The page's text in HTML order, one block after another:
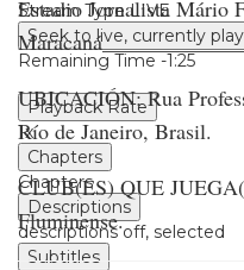
Stream TypeLIVE
Seek to live, currently
Remaining Time -1:23
Playback Rate
1x
Chapters
Chapters
Descriptions
descriptions off, selected
Subtitles
Estadio Jornalista Mário
UBICACIÓN: Rua
Río de Janeiro, Brasil.
CLUB(ES) QUE
Fluminense.